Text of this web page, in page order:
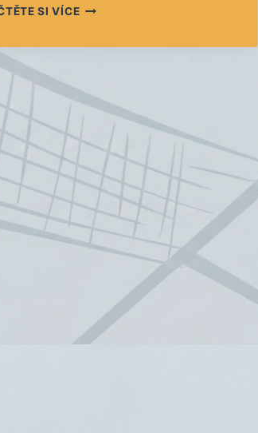
SI VÍCELOSOVANÝ
PLANÁ